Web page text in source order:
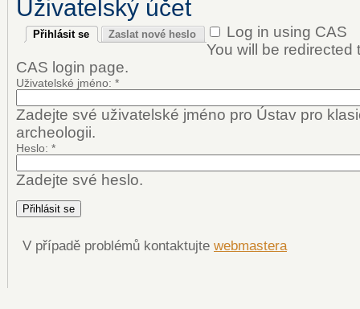
Uživatelský účet
Přihlásit se Zaslat nové heslo
Log in using CAS
You will be redirected
CAS login page.
Uživatelské jméno: *
Zadejte své uživatelské jméno pro Ústav pro
archeologii.
Heslo: *
Zadejte své heslo.
V případě problémů kontaktujte webmastera